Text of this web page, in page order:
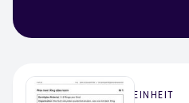
EINHEIT